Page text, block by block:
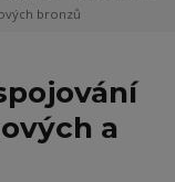
bronzů
a